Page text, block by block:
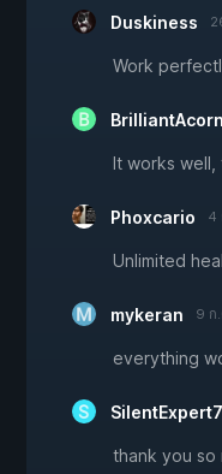
Duskiness
Work
It works well,
Phoxcario 4
Unlimited
mykeran 9 ก
everything
thank you so